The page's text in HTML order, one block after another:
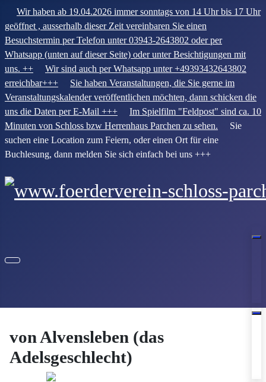
Wir haben ab 19.04.2026 immer sonntags von 14 Uhr bis 17 Uhr
geöffnet , ausserhalb dieser Zeit vereinbaren Sie einen
Besuchstermin per Telefon unter 03943-2643802 oder per
Whatsapp (unten auf dieser Seite) oder unter Besichtigungen mit
uns. ++
Wir sind auch per Whatsapp unter +49393432643802
erreichbar+++
Sie haben Veranstaltungen, die Sie gerne im
Veranstaltungskalender veröffentlichen möchten, dann schicken die
uns die Daten per E-Mail +++
Im Spielfilm "Feldpost" sind ca. 10
Minuten von Schloss bzw Herrenhaus Parchen zu sehen. Sie
suchen eine Location zum Feiern, oder einen Ort für eine
Buchlesung, dann melden Sie sich einfach bei uns +++
von Alvensleben (das
Adelsgeschlecht)